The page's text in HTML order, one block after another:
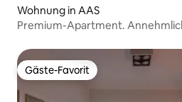
Wohnung in AAS
Premium-Apartment.
Gäste-Favorit
Gäste-Favorit